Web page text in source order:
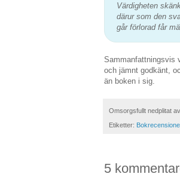
Värdigheten
därur som den
går förlorad får
Sammanfattningsvis
och jämnt godkänt,
än boken i sig.
Omsorgsfullt nedplitat av
Etiketter:
5